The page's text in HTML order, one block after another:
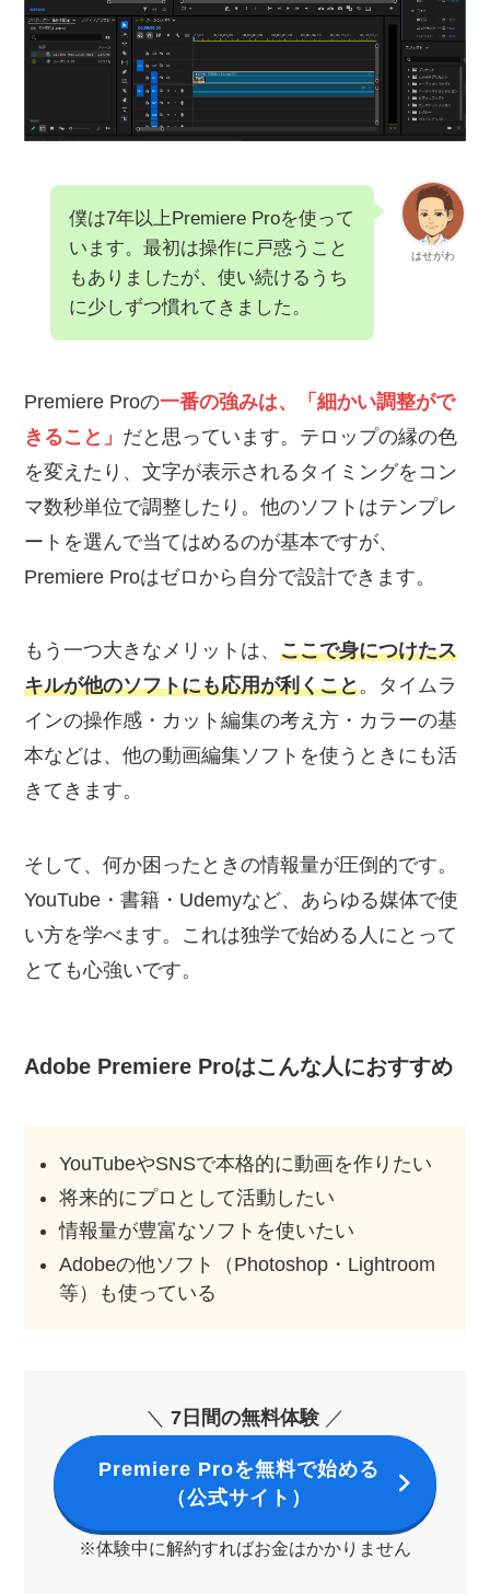
はせがわ
僕は7年以上Premiere Proを使って
います。最初は操作に戸惑うこと
もありましたが、使い続けるうち
に少しずつ慣れてきました。
Premiere Proの一番の強みは、「細かい調整がで
きること」 だと思っています。テロップの縁の色
を変えたり、文字が表示されるタイミングをコン
マ数秒単位で調整したり。他のソフトはテンプレ
ートを選んで当てはめるのが基本ですが、
Premiere Proはゼロから自分で設計できます。
もう一つ大きなメリットは、ここで身につけたス
キルが他のソフトにも応用が利くこと。タイムラ
インの操作感・カット編集の考え方・カラーの基
本などは、他の動画編集ソフトを使うときにも活
きてきます。
そして、何か困ったときの情報量が圧倒的です。
YouTube・書籍・Udemyなど、あらゆる媒体で使
い方を学べます。これは独学で始める人にとって
とても心強いです。
Adobe Premiere Proはこんな人におすすめ
YouTubeやSNSで本格的に動画を作りたい
将来的にプロとして活動したい
情報量が豊富なソフトを使いたい
Adobeの他ソフト（Photoshop・Lightroom
等）も使っている
＼ 7日間の無料体験 ／
Premiere Proを無料で始める
（公式サイト）
※体験中に解約すればお金はかかりません